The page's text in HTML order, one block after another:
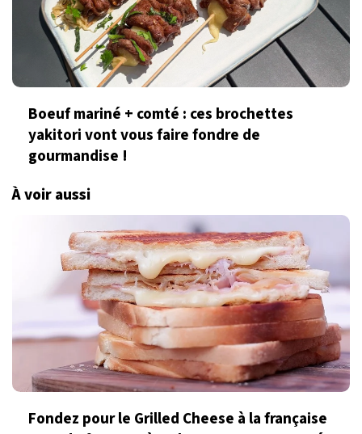
Boeuf mariné + comté : ces brochettes
yakitori vont vous faire fondre de
gourmandise !
À voir aussi
Fondez pour le Grilled Cheese à la française